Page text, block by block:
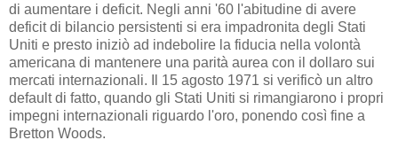
di aumentare i deficit. Negli anni '60 l'abitudine di avere
deficit di bilancio persistenti si era impadronita degli Stati
Uniti e presto iniziò ad indebolire la fiducia nella volontà
americana di mantenere una parità aurea con il dollaro sui
mercati internazionali. Il 15 agosto 1971 si verificò un altro
default di fatto, quando gli Stati Uniti si rimangiarono i propri
impegni internazionali riguardo l'oro, ponendo così fine a
Bretton Woods.